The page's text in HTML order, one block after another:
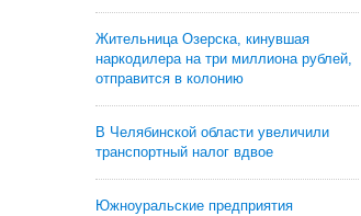
Жительница Озерска, кинувшая
наркодилера на три миллиона рублей,
отправится в колонию
В Челябинской области увеличили
транспортный налог вдвое
Южноуральские предприятия